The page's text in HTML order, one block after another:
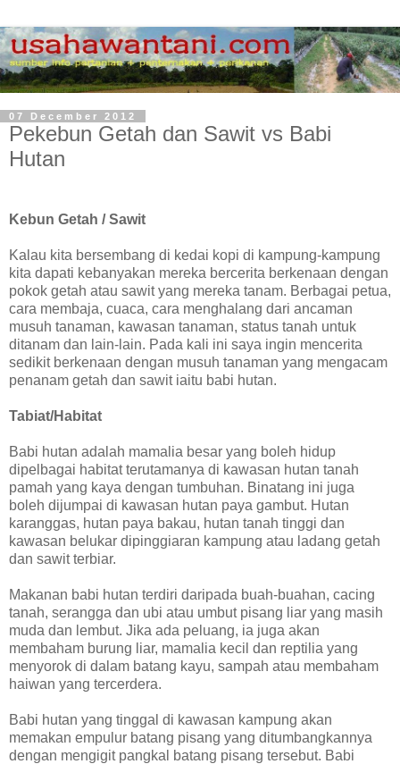
07 December 2012
Pekebun Getah dan Sawit vs Babi
Hutan
Kebun Getah / Sawit
Kalau kita bersembang di kedai kopi di kampung-kampung
kita dapati kebanyakan mereka bercerita berkenaan dengan
pokok getah atau sawit yang mereka tanam. Berbagai petua,
cara membaja, cuaca, cara menghalang dari ancaman
musuh tanaman, kawasan tanaman, status tanah untuk
ditanam dan lain-lain. Pada kali ini saya ingin mencerita
sedikit berkenaan dengan musuh tanaman yang mengacam
penanam getah dan sawit iaitu babi hutan.
Tabiat/Habitat
Babi hutan adalah mamalia besar yang boleh hidup
dipelbagai habitat terutamanya di kawasan hutan tanah
pamah yang kaya dengan tumbuhan. Binatang ini juga
boleh dijumpai di kawasan hutan paya gambut. Hutan
karanggas, hutan paya bakau, hutan tanah tinggi dan
kawasan belukar dipinggiaran kampung atau ladang getah
dan sawit terbiar.
Makanan babi hutan terdiri daripada buah-buahan, cacing
tanah, serangga dan ubi atau umbut pisang liar yang masih
muda dan lembut. Jika ada peluang, ia juga akan
membaham burung liar, mamalia kecil dan reptilia yang
menyorok di dalam batang kayu, sampah atau membaham
haiwan yang tercerdera.
Babi hutan yang tinggal di kawasan kampung akan
memakan empulur batang pisang yang ditumbangkannya
dengan mengigit pangkal batang pisang tersebut. Babi